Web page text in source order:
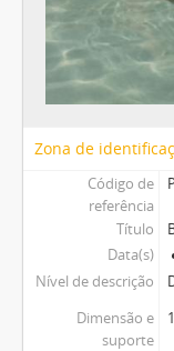
Zona de
Código de
referência
Título
Data(s)
Nível de descrição
Dimensão e
suporte